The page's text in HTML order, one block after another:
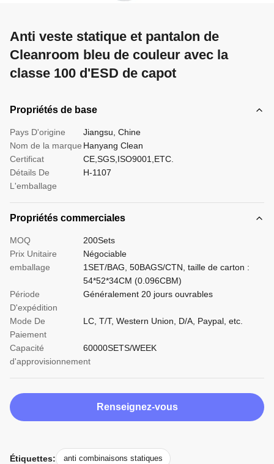
Anti veste statique et pantalon de
Cleanroom bleu de couleur avec la
classe 100 d'ESD de capot
Propriétés de base
Pays D'origine
Jiangsu, Chine
Nom de la marque Hanyang Clean
Certificat
CE,SGS,ISO9001,ETC.
Détails De
L'emballage
H-1107
Propriétés commerciales
MOQ
200Sets
Prix Unitaire
Négociable
emballage
1SET/BAG, 50BAGS/CTN, taille de carton :
54*52*34CM (0.096CBM)
Période
D'expédition
Généralement 20 jours ouvrables
Mode De
Paiement
LC, T/T, Western Union, D/A, Paypal, etc.
Capacité
d'approvisionnement
60000SETS/WEEK
Renseignez-vous
Étiquettes: anti combinaisons statiques